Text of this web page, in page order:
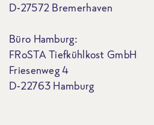
D-27572 Bremerhaven
Büro Hamburg:
FRoSTA Tiefkühlkost GmbH
Friesenweg 4
D-22763 Hamburg